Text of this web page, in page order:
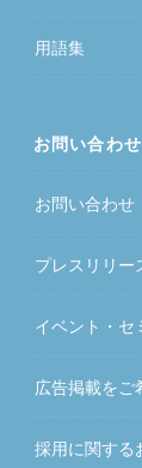
用語集
お問い合わせ
お問い合わせ
プレスリリー
イベント・セ
広告掲載をご
採用に関する